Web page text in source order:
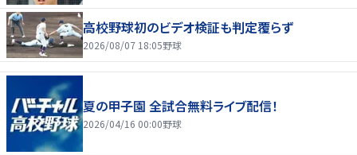
高校野球初のビデオ検証も判定覆らず
2026/08/07 18:05野球
夏の甲子園 全試合無料ライブ配信！
2026/04/16 00:00野球